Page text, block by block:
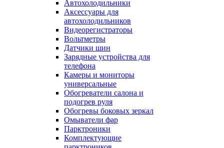
Автохолодильники
Аксессуары для
автохолодильников
Видеорегистраторы
Вольтметры
Датчики шин
Зарядные устройства для
телефона
Камеры и мониторы
универсальные
Обогреватели салона и
подогрев руля
Обогревы боковых зеркал
Омыватели фар
Парктроники
Комплектующие